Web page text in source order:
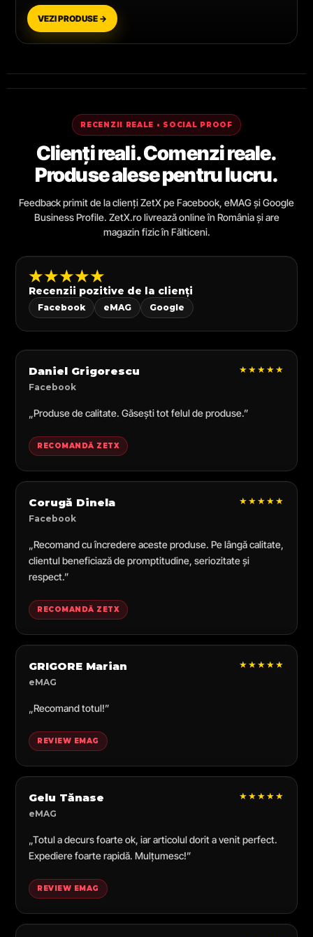
VEZI PRODUSE →
RECENZII REALE • SOCIAL PROOF
Clienți reali. Comenzi reale.
Produse alese pentru lucru.
Feedback primit de la clienți ZetX pe Facebook, eMAG și Google
Business Profile. ZetX.ro livrează online în România și are
magazin fizic în Fălticeni.
★★★★★
Recenzii pozitive de la clienți
Facebook eMAG Google
Daniel Grigorescu
Facebook
★★★★★
„Produse de calitate. Găsești tot felul de produse.”
RECOMANDĂ ZETX
Corugă Dinela
Facebook
★★★★★
„Recomand cu încredere aceste produse. Pe lângă calitate,
clientul beneficiază de promptitudine, seriozitate și
respect.”
RECOMANDĂ ZETX
GRIGORE Marian
eMAG
★★★★★
„Recomand totul!”
REVIEW EMAG
Gelu Tănase
eMAG
★★★★★
„Totul a decurs foarte ok, iar articolul dorit a venit perfect.
Expediere foarte rapidă. Mulțumesc!”
REVIEW EMAG